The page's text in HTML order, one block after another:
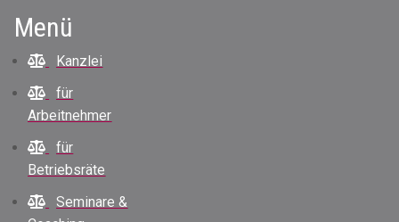
Menü
Kanzlei
für
Arbeitnehmer
für
Betriebsräte
Seminare &